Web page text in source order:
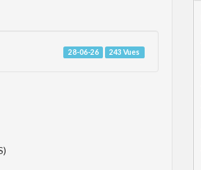
28-06-26 243 Vues